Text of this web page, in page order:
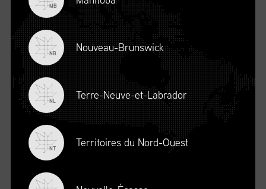
DESCRIPTION
S’INSCRIRE
MB
NB Nouveau-Brunswick
NL Terre-Neuve-et-Labrador
NT Territoires du Nord-Ouest